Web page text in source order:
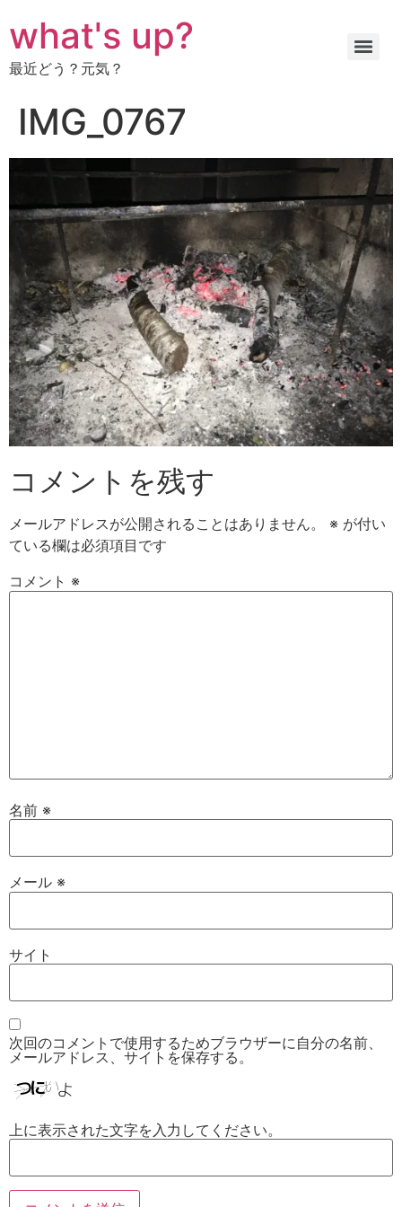
ン
ン
キ
プ
what's up?
最近どう？元気？
IMG_0767
コメントを残す
メールアドレスが公開されることはありません。 ※ が付い
ている欄は必須項目です
コメント ※
名前 ※
メール ※
サイト
次回のコメントで使用するためブラウザーに自分の名前、
メールアドレス、サイトを保存する。
上に表示された文字を入力してください。